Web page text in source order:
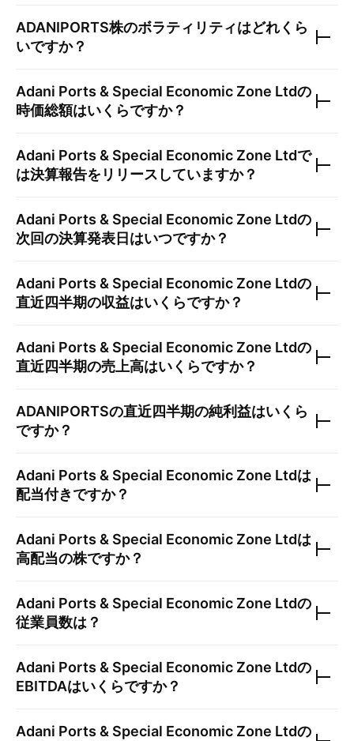
ADANIPORTS株のボラティリティはどれくら
いですか？
Adani Ports & Special Economic Zone Ltdの
時価総額はいくらですか？
Adani Ports & Special Economic Zone Ltdで
は決算報告をリリースしていますか？
Adani Ports & Special Economic Zone Ltdの
次回の決算発表日はいつですか？
Adani Ports & Special Economic Zone Ltdの
直近四半期の収益はいくらですか？
Adani Ports & Special Economic Zone Ltdの
直近四半期の売上高はいくらですか？
ADANIPORTSの直近四半期の純利益はいくら
ですか？
Adani Ports & Special Economic Zone Ltdは
配当付きですか？
Adani Ports & Special Economic Zone Ltdは
高配当の株ですか？
Adani Ports & Special Economic Zone Ltdの
従業員数は？
Adani Ports & Special Economic Zone Ltdの
EBITDAはいくらですか？
Adani Ports & Special Economic Zone Ltdの